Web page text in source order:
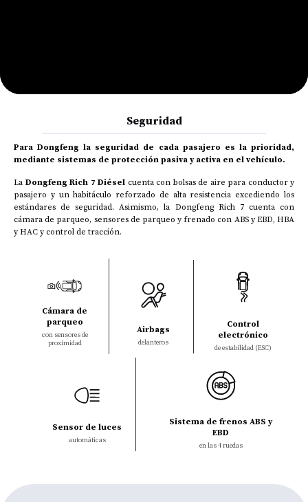
Seguridad
Para Dongfeng la seguridad de cada pasajero es la prioridad,
mediante sistemas de protección pasiva y activa en el vehículo.
La Dongfeng Rich 7 Diésel cuenta con bolsas de aire para conductor y
pasajero y un habitáculo reforzado de alta resistencia excediendo los
estándares de seguridad. Asimismo, la Dongfeng Rich 7 cuenta con
cámara de parqueo, sensores de parqueo y frenado con ABS y EBD, HBA
y HAC y control de tracción.
Cámara de
parqueo
con sensores de
proximidad
Airbags
delanteros
Control
electrónico
de estabilidad (ESC)
Sensor de luces
automáticas
Sistema de frenos ABS y
EBD
en las 4 ruedas